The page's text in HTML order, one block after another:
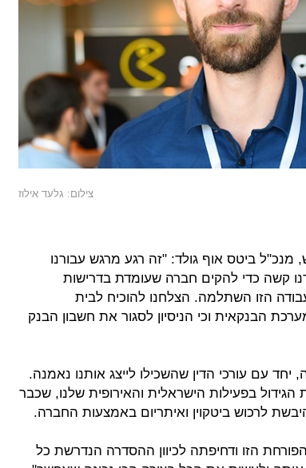
צילום: גלעד אילוז
ביטס אוף גולד: "זה רגע מרגש עבורנו
קשה כדי להקים חברה שעומדת בדרישות
הזו השתלמה. הצלחנו להוכיח לבית
הבנקאית וכי הניסיון לסגור את חשבון הבנק
עם עורכי הדין שהשכילו לייצג אותנו נאמנה.
בפעילות הישראלית והאירופית שלנו, שכבר
לרכוש ביטקוין ואיתריום באמצעות החברה.
הזו ודחיפתה לכיוון ההסדרה הנדרשת כל